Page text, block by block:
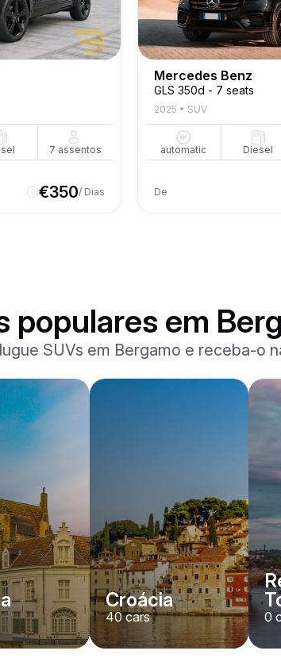
7 assentos
€350/ Dias
Mercedes Benz
GLS 350d - 7 seats
2025 • SUV
automatic Diesel
De
populares em
SUVs em Bergamo e receba-o
Croácia
40cars 0